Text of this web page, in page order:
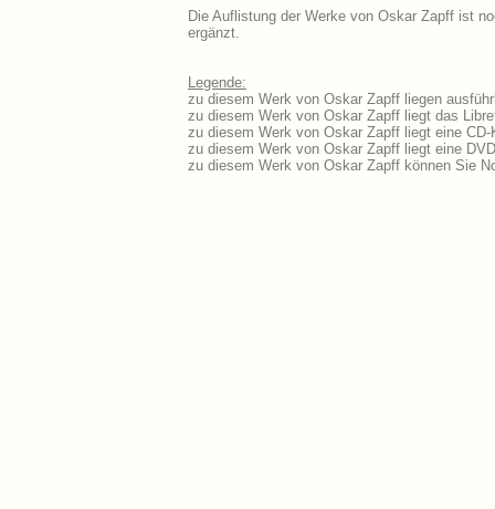
Die Auflistung der Werke von Oskar Zapff ist
ergänzt.
Legende:
zu diesem Werk von Oskar Zapff liegen
zu diesem Werk von Oskar Zapff liegt das
zu diesem Werk von Oskar Zapff liegt eine CD-
zu diesem Werk von Oskar Zapff liegt eine
zu diesem Werk von Oskar Zapff können Sie